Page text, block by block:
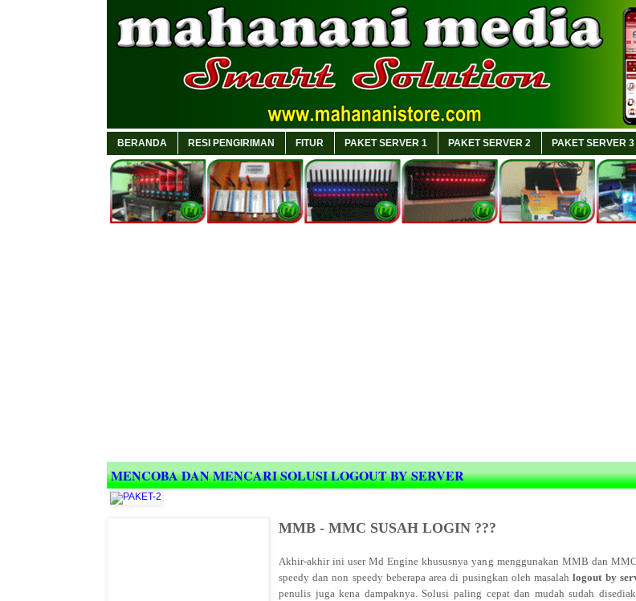
BERANDA RESI PENGIRIMAN FITUR PAKET SERVER 1 PAKET SERVER 2 PAKET SERVER 3
MENCOBA DAN MENCARI SOLUSI LOGOUT BY SERVER
MMB - MMC SUSAH LOGIN ???
Akhir-akhir ini user Md Engine khususnya yang menggunakan MMB dan
speedy dan non speedy beberapa area di pusingkan oleh masalahlogout by
penulis juga kena dampaknya. Solusi paling cepat dan mudah sudah